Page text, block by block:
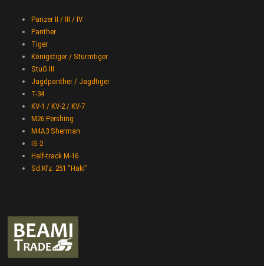
Panzer II / III / IV
Panther
Tiger
Königstiger / Stürmtiger
StuG III
Jagdpanther / Jagdtiger
T-34
KV-1 / KV-2 / KV-7
M26 Pershing
M4A3 Sherman
IS-2
Half-track M-16
Sd.Kfz. 251 "Hakl"